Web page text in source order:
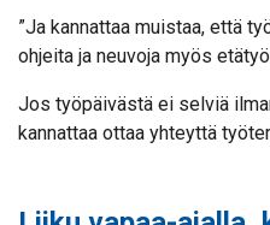
”Ja kannattaa muistaa, että
ohjeita ja neuvoja myös
Jos työpäivästä ei selviä
kannattaa ottaa yhteyttä